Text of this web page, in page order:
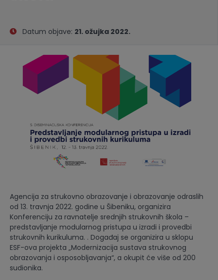
Datum objave: 21. ožujka 2022.
Agencija za strukovno obrazovanje i obrazovanje odraslih
od 13. travnja 2022. godine u Šibeniku, organizira
Konferenciju za ravnatelje srednjih strukovnih škola –
predstavljanje modularnog pristupa u izradi i provedbi
strukovnih kurikuluma. . Događaj se organizira u sklopu
ESF-ova projekta „Modernizacija sustava strukovnog
obrazovanja i osposobljavanja“, a okupit će više od 200
sudionika.